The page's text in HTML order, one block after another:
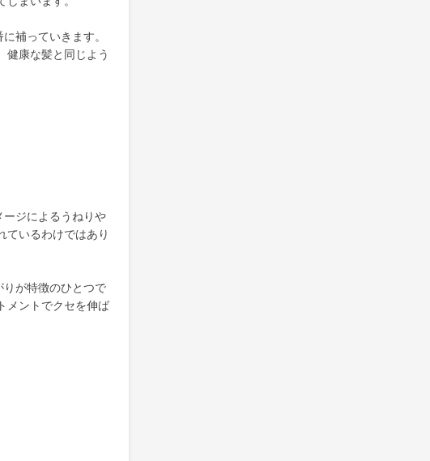
補っていきます。
健康な髪と同じよう
ジによるうねりや
ているわけではあり
が特徴のひとつで
メントでクセを伸ば